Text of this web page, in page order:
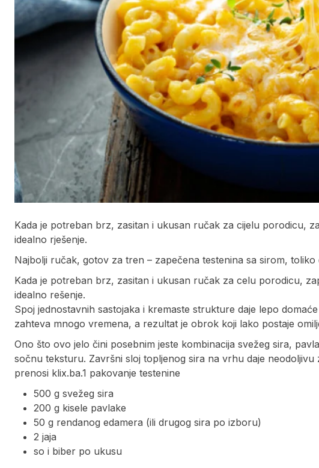
Kada je potreban brz, zasitan i ukusan ručak za cijelu porodicu,
idealno rješenje.
Najbolji ručak, gotov za tren – zapečena testenina sa sirom,
Kada je potreban brz, zasitan i ukusan ručak za celu porodicu,
idealno rešenje.
Spoj jednostavnih sastojaka i kremaste strukture daje lepo
zahteva mnogo vremena, a rezultat je obrok koji lako postaje
Ono što ovo jelo čini posebnim jeste kombinacija svežeg sira,
sočnu teksturu. Završni sloj topljenog sira na vrhu daje
prenosi klix.ba.1 pakovanje testenine
500 g svežeg sira
200 g kisele pavlake
50 g rendanog edamera (ili drugog sira po izboru)
2 jaja
so i biber po ukusu